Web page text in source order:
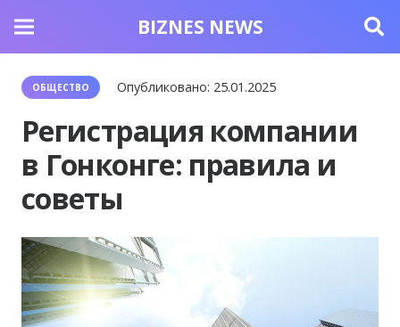
BIZNES NEWS
ОБЩЕСТВО Опубликовано: 25.01.2025
Регистрация компании
в Гонконге: правила и
советы